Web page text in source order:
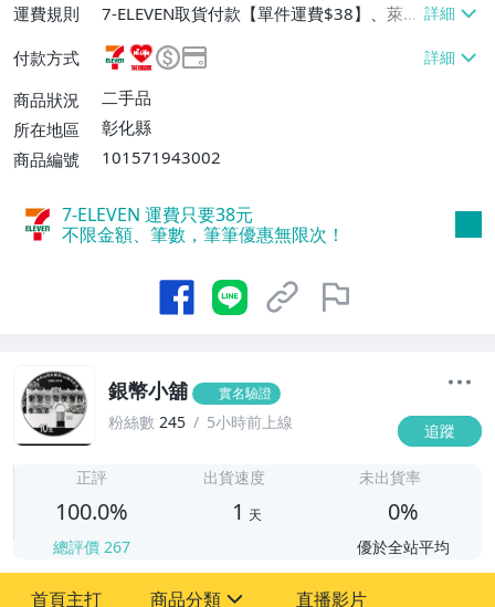
運費規則
7-ELEVEN取貨付款【單件運費$38】、萊爾
富取貨付款【單件運費$60】、郵局掛號
【單件運費$60】
付款方式
商品狀況
二手品
所在地區
彰化縣
商品編號
101571943002
7-ELEVEN 運費只要38元
不限金額、筆數，筆筆優惠無限次！
銀幣小舖 實名驗證
粉絲數 245 5小時前上線 追蹤
正評
100.0%
總評價 267
出貨速度
1 天
未出貨率
0%
優於全站平均
首頁主打 商品分類 直播影片